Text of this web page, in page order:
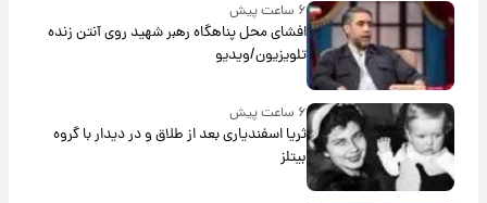
۶ ساعت پیش
افشای محل پناهگاه‌ رهبر شهید روی آنتن زنده
تلویزیون/ویدیو
۶ ساعت پیش
ثریا اسفندیاری بعد از طلاق و در دیدار با گروه
بیتلز